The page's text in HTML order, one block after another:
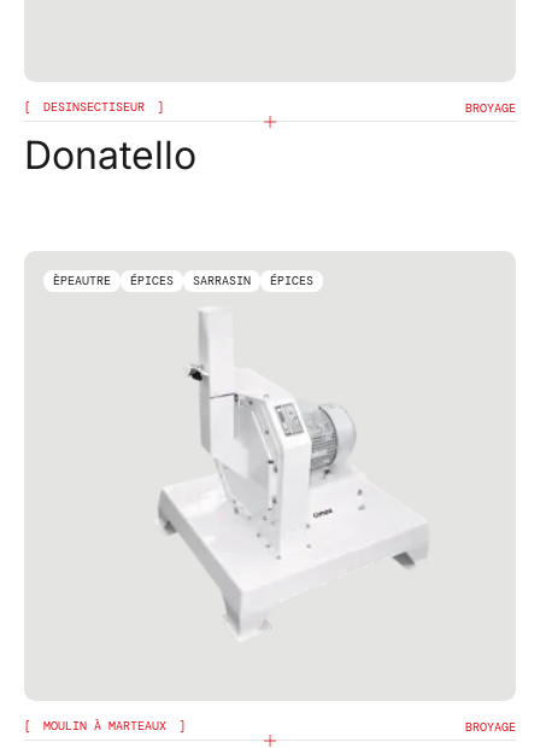
DESINSECTISEUR BROYAGE
Donatello
ÈPEAUTRE ÉPICES SARRASIN ÉPICES
MOULIN À MARTEAUX BROYAGE